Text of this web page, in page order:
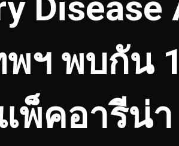
พฯ พบกัน
คอารีน่า